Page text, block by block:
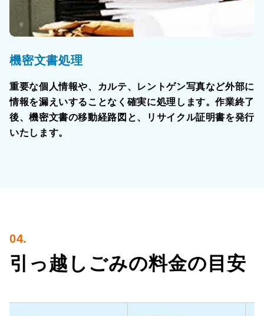
機密文書処理
重要な個人情報や、カルテ、レントゲン写真など外部に
情報を漏えいすることなく確実に処理します。作業終了
後、機密文書の移動経路図と、リサイクル証明書を発行
いたします。
04.
引っ越しごみの料金の目安